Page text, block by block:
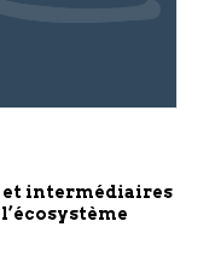
intermédiaires